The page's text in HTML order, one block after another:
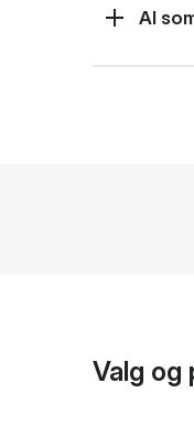
AI
Valg og